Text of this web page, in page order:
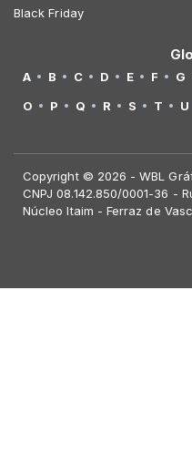
Black Friday
A B C D E F G
O
P Q R S T U
Copyright © 2026 - WBL
CNPJ 08.142.850/0001-36 -
Núcleo Itaim - Ferraz de